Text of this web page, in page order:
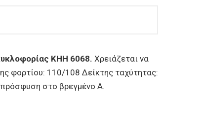
ΚΗΗ 6068. Χρειάζεται να
φορτίου: 110/108 Δείκτης ταχύτητας:
στο βρεγμένο Α.